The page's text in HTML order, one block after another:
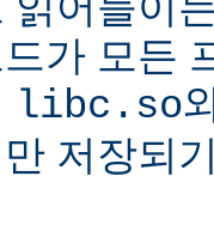
가 모든
libc.so
저장되